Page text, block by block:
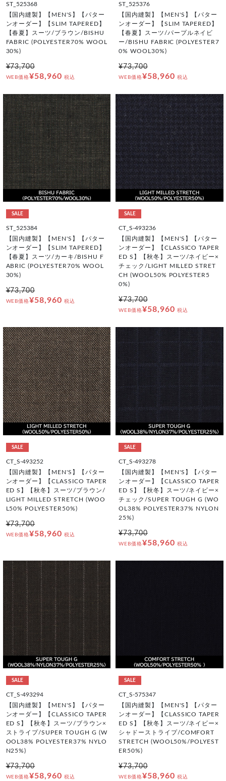
ST_525368
【国内縫製】【MEN'S】【パター
ンオーダー】【SLIM TAPERED】
【春夏】スーツ/ブラウン/BISHU
FABRIC (POLYESTER70% WOOL
30%)
¥73,700
WEB価格¥58,960 税込
ST_525376
【国内縫製】【MEN'S】【パター
ンオーダー】【SLIM TAPERED】
【春夏】スーツ/パープルネイビ
ー/BISHU FABRIC (POLYESTER7
0% WOOL30%)
¥73,700
WEB価格¥58,960 税込
SALE
ST_525384
【国内縫製】【MEN'S】【パター
ンオーダー】【SLIM TAPERED】
【春夏】スーツ/カーキ/BISHU F
ABRIC (POLYESTER70% WOOL
30%)
¥73,700
WEB価格¥58,960 税込
SALE
CT_S-493236
【国内縫製】【MEN'S】【パター
ンオーダー】【CLASSICO TAPER
ED S】【秋冬】スーツ/ネイビー×
チェック/LIGHT MILLED STRET
CH (WOOL50% POLYESTER5
0%)
¥73,700
WEB価格¥58,960 税込
SALE
CT_S-493252
【国内縫製】【MEN'S】【パター
ンオーダー】【CLASSICO TAPER
ED S】【秋冬】スーツ/ブラウン/
LIGHT MILLED STRETCH (WOO
L50% POLYESTER50%)
¥73,700
WEB価格¥58,960 税込
SALE
CT_S-493278
【国内縫製】【MEN'S】【パター
ンオーダー】【CLASSICO TAPER
ED S】【秋冬】スーツ/ネイビー×
チェック/SUPER TOUGH G (WO
OL38% POLYESTER37% NYLON
25%)
¥73,700
WEB価格¥58,960 税込
SALE
CT_S-493294
【国内縫製】【MEN'S】【パター
ンオーダー】【CLASSICO TAPER
ED S】【秋冬】スーツ/ブラウン×
ストライプ/SUPER TOUGH G (W
OOL38% POLYESTER37% NYLO
N25%)
¥73,700
WEB価格¥58,960 税込
SALE
CT_S-575347
【国内縫製】【MEN'S】【パター
ンオーダー】【CLASSICO TAPER
ED S】【秋冬】スーツ/ネイビー×
シャドーストライプ/COMFORT
STRETCH (WOOL50%/POLYEST
ER50%)
¥73,700
WEB価格¥58,960 税込